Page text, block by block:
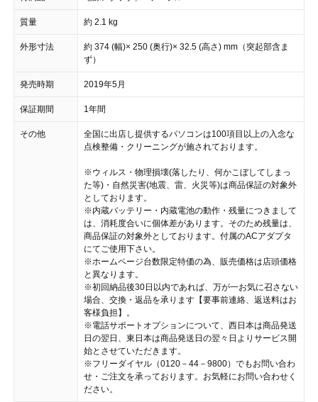
質量 約 2.1 kg
外形寸法
約 374 (幅)× 250 (奥行)× 32.5 (高さ) mm（突起部含ま
ず）
発売時期 2019年5月
保証期間 1年間
その他
全国に出店し提供するパソコンは100項目以上の入念な
点検整備・クリーニングが施されております。
※ウィルス・物理損壊(落したり、何かこぼしてしまっ
た等)・自然災害(地震、雷、火災等)は商品保証の対象外
としております。
※内蔵バッテリー・内蔵電池の動作・残量につきまして
は、消耗度合いに個体差があります。そのため残量は、
商品保証の対象外としております。付属のACアダプタ
にてご使用下さい。
※ホームページ台数限定特価の為、販売価格は店頭価格
と異なります。
※初回納品後30日以内であれば、万が一お気に召さない
場合、交換・返品を承ります【要事前連絡、返送料はお
客様負担】。
※電話サポートオプションについて、西日本は商品発送
日の翌日、東日本は商品発送日の翌々日よりサービス開
始とさせていただきます。
※フリーダイヤル（0120－44－9800）でもお問い合わ
せ・ご注文を承っております。お気軽にお問い合わせく
ださい。